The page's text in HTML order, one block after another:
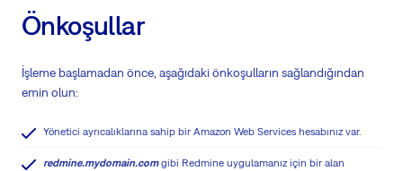
Önkoşullar
İşleme başlamadan önce, aşağıdaki önkoşulların sağlandığından
emin olun:
Yönetici ayrıcalıklarına sahip bir Amazon Web Services hesabınız var.
redmine.mydomain.comgibi Redmine uygulamanız için bir alan